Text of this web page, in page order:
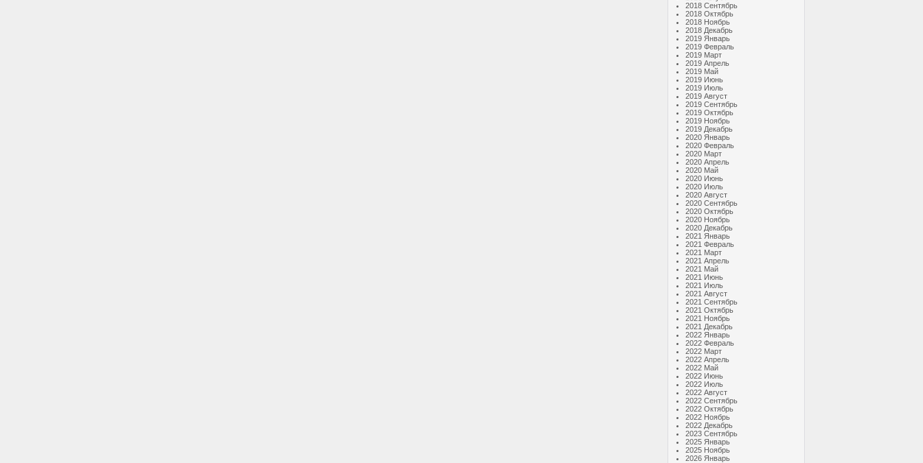
2018 Сентябрь
2018 Октябрь
2018 Ноябрь
2018 Декабрь
2019 Январь
2019 Февраль
2019 Март
2019 Апрель
2019 Май
2019 Июнь
2019 Июль
2019 Август
2019 Сентябрь
2019 Октябрь
2019 Ноябрь
2019 Декабрь
2020 Январь
2020 Февраль
2020 Март
2020 Апрель
2020 Май
2020 Июнь
2020 Июль
2020 Август
2020 Сентябрь
2020 Октябрь
2020 Ноябрь
2020 Декабрь
2021 Январь
2021 Февраль
2021 Март
2021 Апрель
2021 Май
2021 Июнь
2021 Июль
2021 Август
2021 Сентябрь
2021 Октябрь
2021 Ноябрь
2021 Декабрь
2022 Январь
2022 Февраль
2022 Март
2022 Апрель
2022 Май
2022 Июнь
2022 Июль
2022 Август
2022 Сентябрь
2022 Октябрь
2022 Ноябрь
2022 Декабрь
2023 Сентябрь
2025 Январь
2025 Ноябрь
2026 Январь